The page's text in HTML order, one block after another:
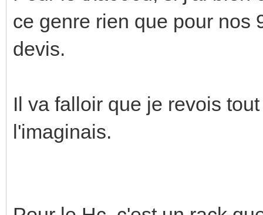
ce genre rien que pour nos
devis.
Il va falloir que je revois
l'imaginais.